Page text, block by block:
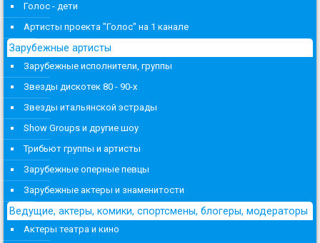
Голос - дети
Артисты проекта "Голос" на 1 канале
Зарубежные артисты
Зарубежные исполнители, группы
Звезды дискотек 80 - 90-х
Звезды итальянской эстрады
Show Groups и другие шоу
Трибьют группы и артисты
Зарубежные оперные певцы
Зарубежные актеры и знаменитости
Ведущие, актеры, комики, спортсмены, блогеры, модераторы
Актеры театра и кино